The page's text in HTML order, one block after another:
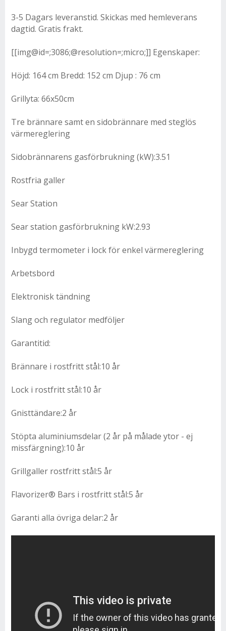
3-5 Dagars leveranstid. Skickas med hemleverans
dagtid. Gratis frakt.
[[img@id=;3086;@resolution=;micro;]] Egenskaper:
Höjd: 164 cm Bredd: 152 cm Djup : 76 cm
Grillyta: 66x50cm
Tre brännare samt en sidobrännare med steglös
värmereglering
Sidobrännarens gasförbrukning (kW):3.51
Rostfria galler
Sear Station
Sear station gasförbrukning kW:2.93
Inbygd termometer i lock för enkel värmereglering
Arbetsbord
Elektronisk tändning
Slang och regulator medföljer
Garantitid:
Brännare i rostfritt stål:10 år
Lock i rostfritt stål:10 år
Gnisttändare:2 år
Stöpta aluminiumsdelar (2 år på målade ytor - ej
missfärgning):10 år
Grillgaller rostfritt stål:5 år
Flavorizer® Bars i rostfritt stål:5 år
Garanti alla övriga delar:2 år